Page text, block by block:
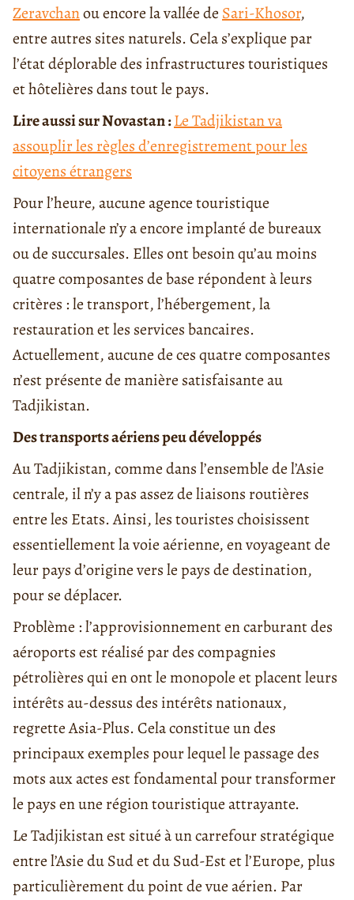
Zeravchanou encore la vallée de Sari-Khosor,
entre autres sites naturels. Cela s’explique par
l’état déplorable des infrastructures touristiques
et hôtelières dans tout le pays.
Lire aussi sur Novastan :Le Tadjikistan va
assouplir les règles d’enregistrement pour les
citoyens étrangers
Pour l’heure, aucune agence touristique
internationale n’y a encore implanté de bureaux
ou de succursales. Elles ont besoin qu’au moins
quatre composantes de base répondent à leurs
critères : le transport, l’hébergement, la
restauration et les services bancaires.
Actuellement, aucune de ces quatre composantes
n’est présente de manière satisfaisante au
Tadjikistan.
Des transports aériens peu développés
Au Tadjikistan, comme dans l’ensemble de l’Asie
centrale, il n’y a pas assez de liaisons routières
entre les Etats. Ainsi, les touristes choisissent
essentiellement la voie aérienne, en voyageant de
leur pays d’origine vers le pays de destination,
pour se déplacer.
Problème : l’approvisionnement en carburant des
aéroports est réalisé par des compagnies
pétrolières qui en ont le monopole et placent leurs
intérêts au-dessus des intérêts nationaux,
regrette Asia-Plus. Cela constitue un des
principaux exemples pour lequel le passage des
mots aux actes est fondamental pour transformer
le pays en une région touristique attrayante.
Le Tadjikistan est situé à un carrefour stratégique
entre l’Asie du Sud et du Sud-Est et l’Europe, plus
particulièrement du point de vue aérien. Par